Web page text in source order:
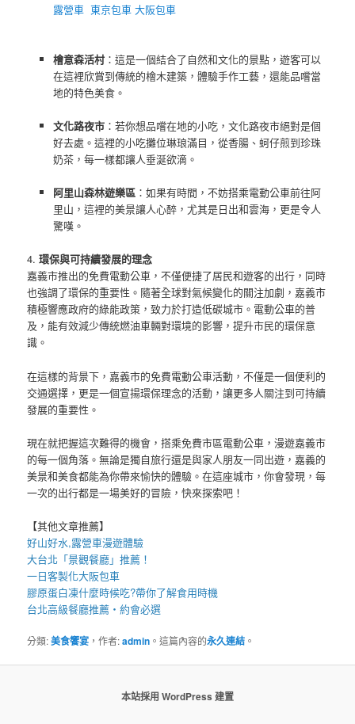
露營車 東京包車 大阪包車
檜意森活村：這是一個結合了自然和文化的景點，遊客可以
在這裡欣賞到傳統的檜木建築，體驗手作工藝，還能品嚐當
地的特色美食。
文化路夜市：若你想品嚐在地的小吃，文化路夜市絕對是個
好去處。這裡的小吃攤位琳琅滿目，從香腸、蚵仔煎到珍珠
奶茶，每一樣都讓人垂涎欲滴。
阿里山森林遊樂區：如果有時間，不妨搭乘電動公車前往阿
里山，這裡的美景讓人心醉，尤其是日出和雲海，更是令人
驚嘆。
4.環保與可持續發展的理念
嘉義市推出的免費電動公車，不僅便捷了居民和遊客的出行，同時
也強調了環保的重要性。隨著全球對氣候變化的關注加劇，嘉義市
積極響應政府的綠能政策，致力於打造低碳城市。電動公車的普
及，能有效減少傳統燃油車輛對環境的影響，提升市民的環保意
識。
在這樣的背景下，嘉義市的免費電動公車活動，不僅是一個便利的
交通選擇，更是一個宣揚環保理念的活動，讓更多人關注到可持續
發展的重要性。
現在就把握這次難得的機會，搭乘免費市區電動公車，漫遊嘉義市
的每一個角落。無論是獨自旅行還是與家人朋友一同出遊，嘉義的
美景和美食都能為你帶來愉快的體驗。在這座城市，你會發現，每
一次的出行都是一場美好的冒險，快來探索吧！
【其他文章推薦】
好山好水,露營車漫遊體驗
大台北「景觀餐廳」推薦！
一日客製化大阪包車
膠原蛋白凍什麼時候吃?帶你了解食用時機
台北高級餐廳推薦・約會必選
分類:美食饗宴 ，作者:admin 。這篇內容的永久連結 。
本站採用 WordPress 建置